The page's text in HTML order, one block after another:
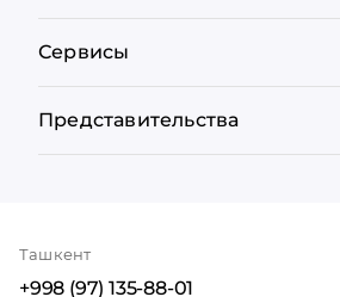
Сервисы
Представительства
Ташкент
+998 (97) 135-88-01